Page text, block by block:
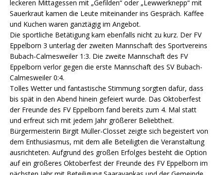
leckeren Mittagessen mit „Gefilden“ oder „Lewwerknepp“ mit
Sauerkraut kamen die Leute miteinander ins Gespräch. Kaffee
und Kuchen waren ganztägig im Angebot.
Die sportliche Betätigung kam ebenfalls nicht zu kurz. Der FV
Eppelborn 3 unterlag der zweiten Mannschaft des Sportvereins
Bubach-Calmesweiler 1:3. Die zweite Mannschaft des FV
Eppelborn verlor gegen die erste Mannschaft des SV Bubach-
Calmesweiler 0:4.
Tolles Wetter und fantastische Stimmung sorgten dafür, dass
bis spät in den Abend hinein gefeiert wurde. Das Oktoberfest
der Freunde des FV Eppelborn fand bereits zum 4. Mal statt
und erfreut sich mit jedem Jahr größerer Beliebtheit.
Bürgermeisterin Birgit Müller-Closset zeigte sich begeistert von
dem Enthusiasmus, mit dem alle Beteiligten die Veranstaltung
ausrichteten. Aufgrund des großen Erfolges besteht die Option
auf ein größeres Oktoberfest der Freunde des FV Eppelborn im